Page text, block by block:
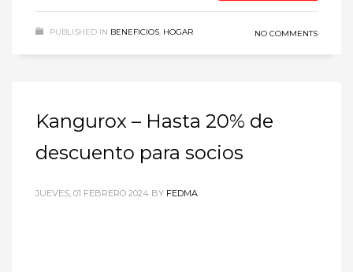
PUBLISHED IN BENEFICIOS, HOGAR NO COMMENTS
Kangurox – Hasta 20% de
descuento para socios
JUEVES, 01 FEBRERO 2024 BY FEDMA